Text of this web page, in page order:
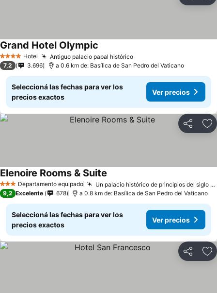
4 EstrellasHotel Antiguo palacio papal histórico
Grand Hotel Olympic
7,2 3.696 a 0.6 km de: Basílica de San Pedro del Vaticano
Seleccioná las fechas para ver los
precios exactos
Ver precios
Compartir
3 EstrellasDepartamento equipado Un palacio histórico de principios del siglo XX
Elenoire Rooms & Suite
9,2 Excelente 678 a 0.8 km de: Basílica de San Pedro del Vaticano
Seleccioná las fechas para ver los
precios exactos
Ver precios
Compartir